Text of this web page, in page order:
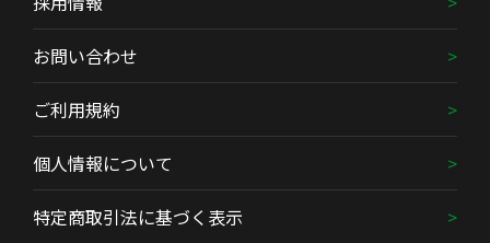
お問い合わせ
ご利用規約
個人情報について
特定商取引法に基づく表示